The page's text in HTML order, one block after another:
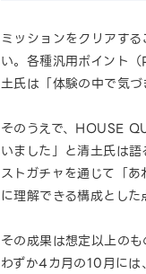
ミッションをクリアす
い。各種汎用ポイント
土氏は「体験の中で気
そのうえで、HOUSE
いました」と清土氏は
ストガチャを通じて「
に理解できる構成とした
その成果は想定以上の
わずか4カ月の10月には